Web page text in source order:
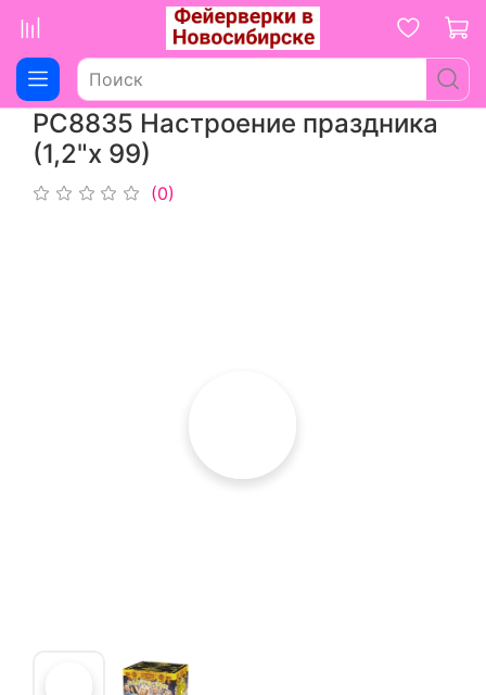
РС8835 Настроение праздника
(1,2"х 99)
(0)